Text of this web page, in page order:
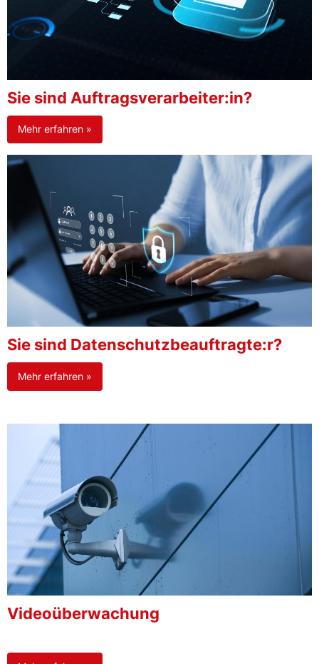
Sie sind Auftragsverarbeiter:in?
Mehr erfahren »
Sie sind Datenschutzbeauftragte:r?
Mehr erfahren »
Videoüberwachung